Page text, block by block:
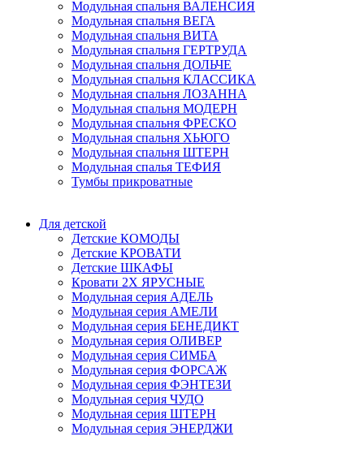
Модульная спальня ВАЛЕНСИЯ
Модульная спальня ВЕГА
Модульная спальня ВИТА
Модульная спальня ГЕРТРУДА
Модульная спальня ДОЛЬЧЕ
Модульная спальня КЛАССИКА
Модульная спальня ЛОЗАННА
Модульная спальня МОДЕРН
Модульная спальня ФРЕСКО
Модульная спальня ХЬЮГО
Модульная спальня ШТЕРН
Модульная спалья ТЕФИЯ
Тумбы прикроватные
Для детской
Детские КОМОДЫ
Детские КРОВАТИ
Детские ШКАФЫ
Кровати 2Х ЯРУСНЫЕ
Модульная серия АДЕЛЬ
Модульная серия АМЕЛИ
Модульная серия БЕНЕДИКТ
Модульная серия ОЛИВЕР
Модульная серия СИМБА
Модульная серия ФОРСАЖ
Модульная серия ФЭНТЕЗИ
Модульная серия ЧУДО
Модульная серия ШТЕРН
Модульная серия ЭНЕРДЖИ